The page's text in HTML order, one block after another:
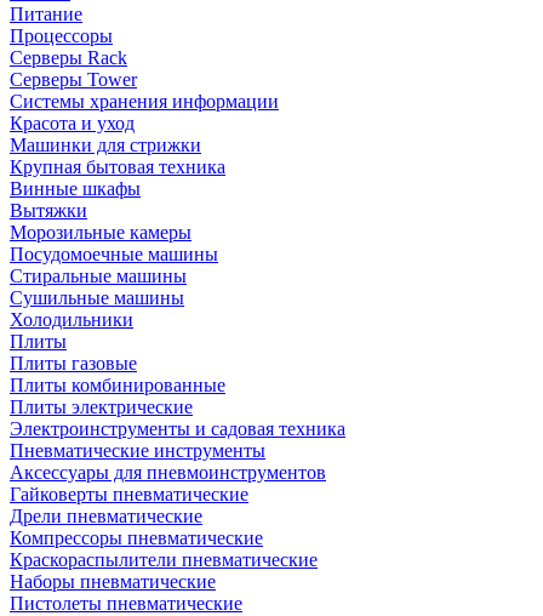
Питание
Процессоры
Серверы Rack
Серверы Tower
Системы хранения информации
Красота и уход
Машинки для стрижки
Крупная бытовая техника
Винные шкафы
Вытяжки
Морозильные камеры
Посудомоечные машины
Стиральные машины
Сушильные машины
Холодильники
Плиты
Плиты газовые
Плиты комбинированные
Плиты электрические
Электроинструменты и садовая техника
Пневматические инструменты
Аксессуары для пневмоинструментов
Гайковерты пневматические
Дрели пневматические
Компрессоры пневматические
Краскораспылители пневматические
Наборы пневматические
Пистолеты пневматические